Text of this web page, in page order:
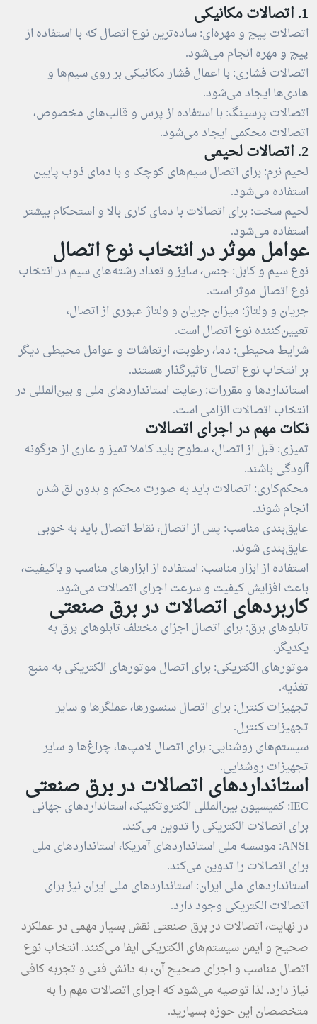
1. اتصالات مکانیکی
اتصالات پیچ و مهره‌ای: ساده‌ترین نوع اتصال که با استفاده از
پیچ و مهره انجام می‌شود.
اتصالات فشاری: با اعمال فشار مکانیکی بر روی سیم‌ها و
هادی‌ها ایجاد می‌شود.
اتصالات پرسینگ: با استفاده از پرس و قالب‌های مخصوص،
اتصالات محکمی ایجاد می‌شود.
2. اتصالات لحیمی
لحیم نرم: برای اتصال سیم‌های کوچک و با دمای ذوب پایین
استفاده می‌شود.
لحیم سخت: برای اتصالات با دمای کاری بالا و استحکام بیشتر
استفاده می‌شود.
عوامل موثر در انتخاب نوع اتصال
نوع سیم و کابل: جنس، سایز و تعداد رشته‌های سیم در انتخاب
نوع اتصال موثر است.
جریان و ولتاژ: میزان جریان و ولتاژ عبوری از اتصال،
تعیین‌کننده نوع اتصال است.
شرایط محیطی: دما، رطوبت، ارتعاشات و عوامل محیطی دیگر
بر انتخاب نوع اتصال تاثیرگذار هستند.
استانداردها و مقررات: رعایت استانداردهای ملی و بین‌المللی در
انتخاب اتصالات الزامی است.
نکات مهم در اجرای اتصالات
تمیزی: قبل از اتصال، سطوح باید کاملا تمیز و عاری از هرگونه
آلودگی باشند.
محکم‌کاری: اتصالات باید به صورت محکم و بدون لق شدن
انجام شوند.
عایق‌بندی مناسب: پس از اتصال، نقاط اتصال باید به خوبی
عایق‌بندی شوند.
استفاده از ابزار مناسب: استفاده از ابزارهای مناسب و باکیفیت،
باعث افزایش کیفیت و سرعت اجرای اتصالات می‌شود.
کاربردهای اتصالات در برق صنعتی
تابلوهای برق: برای اتصال اجزای مختلف تابلوهای برق به
یکدیگر.
موتورهای الکتریکی: برای اتصال موتورهای الکتریکی به منبع
تغذیه.
تجهیزات کنترل: برای اتصال سنسورها، عملگرها و سایر
تجهیزات کنترل.
سیستم‌های روشنایی: برای اتصال لامپ‌ها، چراغ‌ها و سایر
تجهیزات روشنایی.
استانداردهای اتصالات در برق صنعتی
IEC: کمیسیون بین‌المللی الکتروتکنیک، استانداردهای جهانی
برای اتصالات الکتریکی را تدوین می‌کند.
ANSI: موسسه ملی استانداردهای آمریکا، استانداردهای ملی
برای اتصالات را تدوین می‌کند.
استانداردهای ملی ایران: استانداردهای ملی ایران نیز برای
اتصالات الکتریکی وجود دارد.
در نهایت، اتصالات در برق صنعتی نقش بسیار مهمی در عملکرد
صحیح و ایمن سیستم‌های الکتریکی ایفا می‌کنند. انتخاب نوع
اتصال مناسب و اجرای صحیح آن، به دانش فنی و تجربه کافی
نیاز دارد. لذا توصیه می‌شود که اجرای اتصالات مهم را به
متخصصان این حوزه بسپارید.